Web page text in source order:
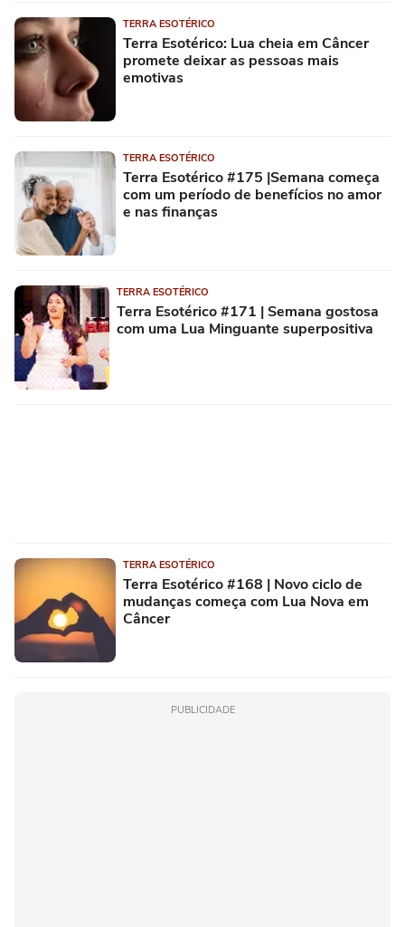
TERRA ESOTÉRICO
Terra Esotérico: Lua cheia em Câncer
promete deixar as pessoas mais
emotivas
TERRA ESOTÉRICO
Terra Esotérico #175 |Semana começa
com um período de benefícios no amor
e nas finanças
TERRA ESOTÉRICO
Terra Esotérico #171 | Semana gostosa
com uma Lua Minguante superpositiva
TERRA ESOTÉRICO
Terra Esotérico #168 | Novo ciclo de
mudanças começa com Lua Nova em
Câncer
PUBLICIDADE